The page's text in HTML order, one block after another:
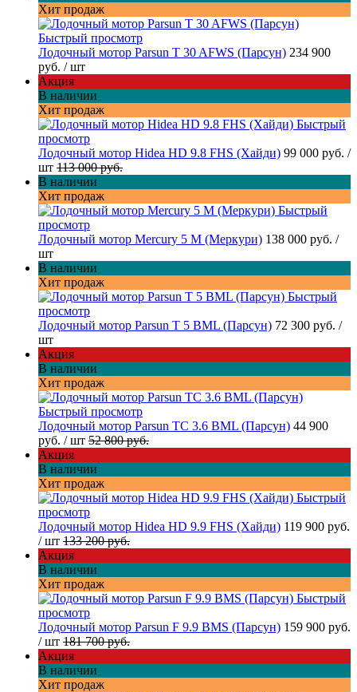
Хит продаж
Быстрый просмотр
Лодочный мотор Parsun T 30 AFWS (Парсун) 234 900
руб. / шт
Акция
В наличии
Хит продаж
Быстрый
просмотр
Лодочный мотор Hidea HD 9.8 FHS (Хайди) 99 000 руб. /
шт 113 000 руб.
В наличии
Хит продаж
Быстрый
просмотр
Лодочный мотор Mercury 5 M (Меркури) 138 000 руб. /
шт
В наличии
Хит продаж
Быстрый
просмотр
Лодочный мотор Parsun T 5 BML (Парсун) 72 300 руб. /
шт
Акция
В наличии
Хит продаж
Быстрый просмотр
Лодочный мотор Parsun TC 3.6 BML (Парсун) 44 900
руб. / шт 52 800 руб.
Акция
В наличии
Хит продаж
Быстрый
просмотр
Лодочный мотор Hidea HD 9.9 FHS (Хайди) 119 900 руб.
/ шт 133 200 руб.
Акция
В наличии
Хит продаж
Быстрый
просмотр
Лодочный мотор Parsun F 9.9 BMS (Парсун) 159 900 руб.
/ шт 181 700 руб.
Акция
В наличии
Хит продаж